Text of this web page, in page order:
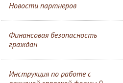
Новости партнеров
Финансовая безопасность
граждан
Инструкция по работе с